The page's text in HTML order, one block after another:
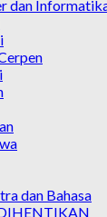
dan
dan Bahasa